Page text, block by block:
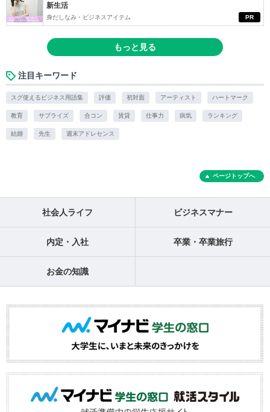
PR
新生活
身だしなみ・ビジネスアイテム
もっと見る
注目キーワード
スグ使えるビジネス用語集 評価 初対面 アーティスト ハートマーク
教育 サプライズ 合コン 賃貸 仕事力 病気 ランキング
結婚 先生 週末アドレセンス
ページトップへ
社会人ライフ ビジネスマナー
内定・入社 卒業・卒業旅行
お金の知識